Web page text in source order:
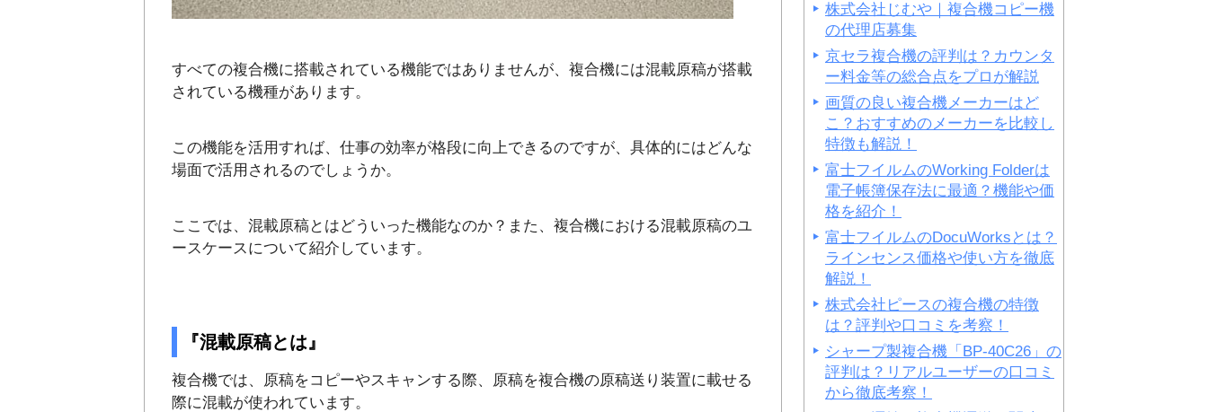
すべての複合機に搭載されている機能ではありませんが、複合機には混載原稿が搭載
されている機種があります。
この機能を活用すれば、仕事の効率が格段に向上できるのですが、具体的にはどんな
場面で活用されるのでしょうか。
ここでは、混載原稿とはどういった機能なのか？また、複合機における混載原稿のユ
ースケースについて紹介しています。
『混載原稿とは』
複合機では、原稿をコピーやスキャンする際、原稿を複合機の原稿送り装置に載せる
際に混載が使われています。
株式会社じむや｜複合機コピー機
の代理店募集
京セラ複合機の評判は？カウンタ
ー料金等の総合点をプロが解説
画質の良い複合機メーカーはど
こ？おすすめのメーカーを比較し
特徴も解説！
富士フイルムのWorking Folderは
電子帳簿保存法に最適？機能や価
格を紹介！
富士フイルムのDocuWorksとは？
ラインセンス価格や使い方を徹底
解説！
株式会社ピースの複合機の特徴
は？評判や口コミを考察！
シャープ製複合機「BP-40C26」の
評判は？リアルユーザーの口コミ
から徹底考察！